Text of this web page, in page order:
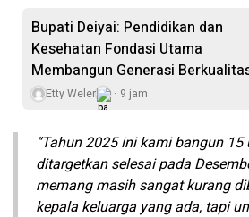
Bupati Deiyai: Pendidikan dan
Kesehatan Fondasi Utama
Membangun Generasi
Etty Weler 9 jam
“Tahun 2025 ini kami bangun
ditargetkan selesai pada
memang masih sangat kurang
kepala keluarga yang ada, tapi